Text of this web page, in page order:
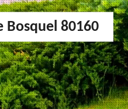
Bosquel 80160